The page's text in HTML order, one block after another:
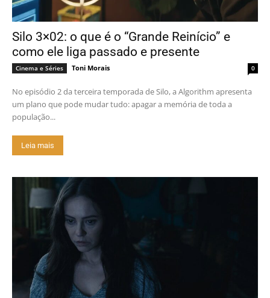
Silo 3×02: o que é o “Grande Reinício” e
como ele liga passado e presente
Cinema e Séries Toni Morais 0
No episódio 2 da terceira temporada de Silo, a Algorithm apresenta
um plano que pode mudar tudo: apagar a memória de toda a
população...
Leia mais